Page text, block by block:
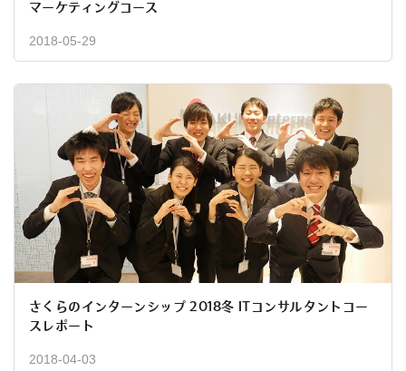
マーケティングコース
2018-05-29
さくらのインターンシップ 2018冬 ITコンサルタントコー
スレポート
2018-04-03